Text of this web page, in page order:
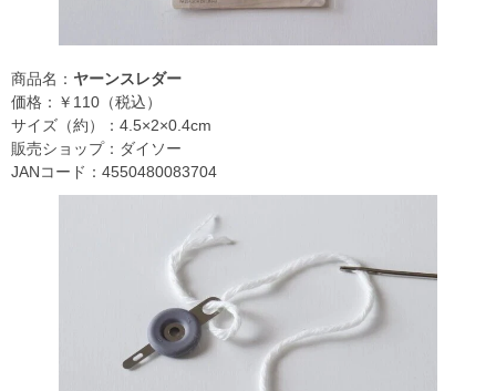
商品名： ヤーンスレダー
価格：￥110（税込）
サイズ（約）：4.5×2×0.4cm
販売ショップ：ダイソー
JANコード：4550480083704